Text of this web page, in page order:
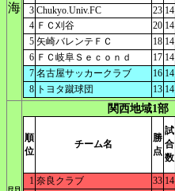
海
3 Chukyo.Univ.FC 23 14
4 ＦＣ刈谷 20 14
5 矢崎バレンテＦＣ 18 14
6 ＦＣ岐阜Ｓｅｃｏｎｄ 17 14
7 名古屋サッカークラブ 16 14
8 トヨタ蹴球団 13 14
関西地域1部
順
位
チーム名
勝
点
試
合
数
1 奈良クラブ 33 14